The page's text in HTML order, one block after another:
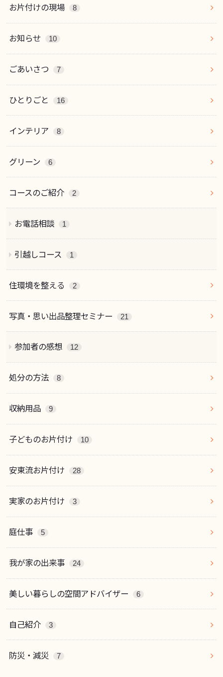
お片付けの現場 8
お知らせ 10
ごあいさつ 7
ひとりごと 16
インテリア 8
グリーン 6
コースのご紹介 2
お電話相談 1
引越しコース 1
住環境を整える 2
写真・思い出品整理セミナー 21
参加者の感想 12
処分の方法 8
収納用品 9
子どものお片付け 10
安東流お片付け 28
実家のお片付け 3
庭仕事 5
我が家の出来事 24
美しい暮らしの空間アドバイザー 6
自己紹介 3
防災・減災 7